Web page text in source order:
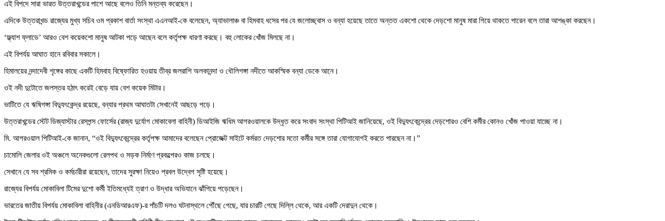
এই বিপদে সারা ভারত উত্তরাখন্ডের পাশে আছে বলেও তিনি মন্তব্য করেছেন।
এদিকে উত্তরাখন্ড রাজ্যের মুখ্য সচিব ওম প্রকাশ বার্তা সংস্থা এএনআই-কে বলেছেন, অ্যাভালাঞ্চ বা হিমবাহ ধসের পর যে জলোচ্ছ্বাস ও বন্যা হয়েছে তাতে অন্তত একশো থেকে দেড়শো মানুষ মারা গিয়ে থাকতে পারেন বলে তারা আশঙ্কা করছেন।
‘ফ্ল্যাশ ফ্লাডে’ আরও বেশ কয়েকশো মানুষ আটকা পড়ে আছেন বলে কর্তৃপক্ষ ধারণা করছে। বহু লোকের খোঁজ মিলছে না।
এই বিপর্যয় আঘাত হানে রবিবার সকালে।
হিমালয়ের নন্দাদেবী শৃঙ্গের কাছে একটি হিমবাহ বিষ্ফোরিত হওয়ায় তীব্র জলরাশি অলকানন্দা ও ধৌলিগঙ্গা নদীতে আকস্মিক বন্যা ডেকে আনে।
ওই নদী দুটোতে জলস্তর হঠাৎ করেই বেড়ে যায় বেশ কয়েক মিটার।
ভাটিতে যে ঋষিগঙ্গা বিদ্যুৎকেন্দ্র রয়েছে, বন্যার প্রথম আঘাতটা সেখানেই আছড়ে পড়ে।
উত্তরাখন্ডের স্টেট ডিজ্যাস্টার রেসপন্স ফোর্সের (রাজ্য দুর্যোগ মোকাবেলা বাহিনী) ডিআইজি ঋধিম আগরওয়ালকে উদ্ধৃত করে সংবাদ সংস্থা পিটিআই জানিয়েছে, ওই বিদ্যুৎকেন্দ্রের দেড়শোরও বেশি কর্মীর কোনও খোঁজ পাওয়া যাচ্ছে না।
মি. আগরওয়াল পিটিআই-কে জানান, “ওই বিদ্যুৎকেন্দ্রের কর্তৃপক্ষ আমাদের বলেছেন প্রোজেক্ট সাইটে কর্মরত দেড়শোর মতো কর্মীর সঙ্গে তারা যোগাযোগই করতে পারছেন না।”
চামোলি জেলার ওই অঞ্চলে অনেকগুলো রেলপথ ও সড়ক নির্মাণ প্রকল্পেরও কাজ চলছে।
সেখানে যে সব শ্রমিক ও কর্মচারীরা রয়েছেন, তাদের সুরক্ষা নিয়েও প্রবল উদ্বেগ সৃষ্টি হয়েছে।
রাজ্যের বিপর্যয় মোকাবিলা টিমের দুশো কর্মী ইতিমধ্যেই ত্রাণ ও উদ্ধার অভিযানে ঝাঁপিয়ে পড়েছেন।
ভারতের জাতীয় বিপর্যয় মোকাবিলা বাহিনীর (এনডিআরএফ)-র পাঁচটি দলও ঘটনাস্থলে পৌঁছে গেছে, যার চারটি গেছে দিল্লি থেকে, আর একটি দেরাদুন থেকে।